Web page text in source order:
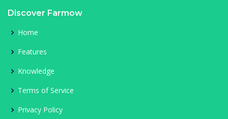
Discover Farmow
Home
Features
Knowledge
Terms of Service
Privacy Policy